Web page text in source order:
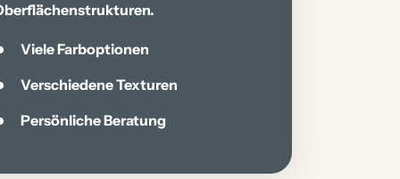
Viele Farboptionen
Verschiedene Texturen
Persönliche Beratung